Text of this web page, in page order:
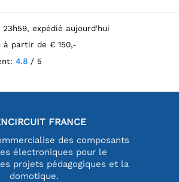
expédié aujourd'hui
à partir de € 150,-
4.8 / 5
FRANCE
des composants
électroniques pour le
projets pédagogiques et la
domotique.